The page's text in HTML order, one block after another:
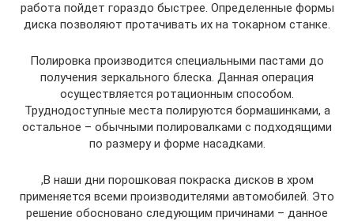
работа пойдет гораздо быстрее. Определенные формы
диска позволяют протачивать их на токарном станке.
Полировка производится специальными пастами до
получения зеркального блеска. Данная операция
осуществляется ротационным способом.
Труднодоступные места полируются бормашинками, а
остальное – обычными полировалками с подходящими
по размеру и форме насадками.
,В наши дни порошковая покраска дисков в хром
применяется всеми производителями автомобилей. Это
решение обосновано следующим причинами – данное